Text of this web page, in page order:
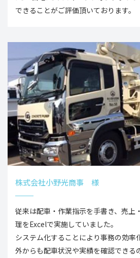
できることがご評価頂いております。
株式会社小野光商事 様
従来は配車・作業指示を手書き、売上
理をExcelで実施していました。
システム化することにより事務の効率
外からも配車状況や実績を確認できる